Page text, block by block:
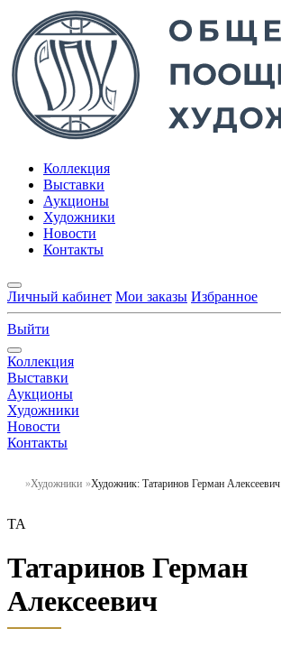
Коллекция
Выставки
Аукционы
Художники
Новости
Контакты
Личный кабинет Мои заказы Избранное
Выйти
Коллекция
Выставки
Аукционы
Художники
Новости
Контакты
Художники Художник: Татаринов Герман Алексеевич
ТА
Татаринов Герман
Алексеевич